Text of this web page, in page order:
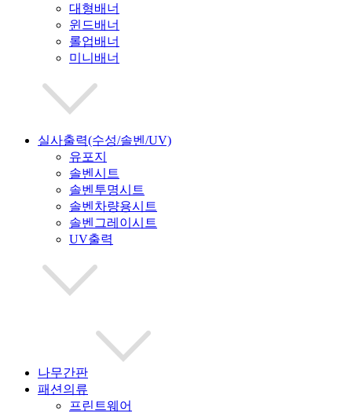
대형배너
윈드배너
롤업배너
미니배너
실사출력(수성/솔벤/UV)
유포지
솔벤시트
솔벤투명시트
솔벤차량용시트
솔벤그레이시트
UV출력
나무간판
패션의류
프린트웨어